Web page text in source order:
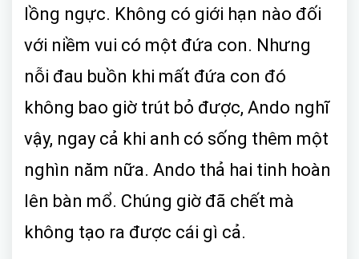
lồng ngực. Không có giới hạn nào đối
với niềm vui có một đứa con. Nhưng
nỗi đau buồn khi mất đứa con đó
không bao giờ trút bỏ được, Ando nghĩ
vậy, ngay cả khi anh có sống thêm một
nghìn năm nữa. Ando thả hai tinh hoàn
lên bàn mổ. Chúng giờ đã chết mà
không tạo ra được cái gì cả.